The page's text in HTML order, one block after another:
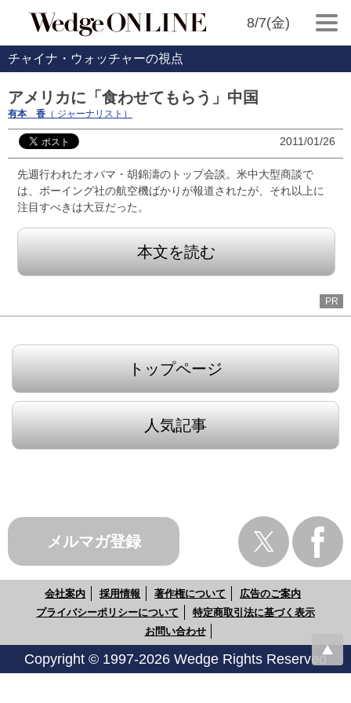
8/7(金)
チャイナ・ウォッチャーの視点
アメリカに「食わせてもらう」中国
有本 香 （ ジャーナリスト）
2011/01/26
先週行われたオバマ・胡錦濤のトップ会談。米中大型商談で
は、ボーイング社の航空機ばかりが報道されたが、それ以上に
注目すべきは大豆だった。
本文を読む
PR
トップページ
人気記事
メルマガ登録
会社案内 採用情報 著作権について
広告のご案内
プライバシーポリシーについて
特定商取引法に基づく表示
お問い合わせ
Copyright © 1997-2026 Wedge Rights Reserved